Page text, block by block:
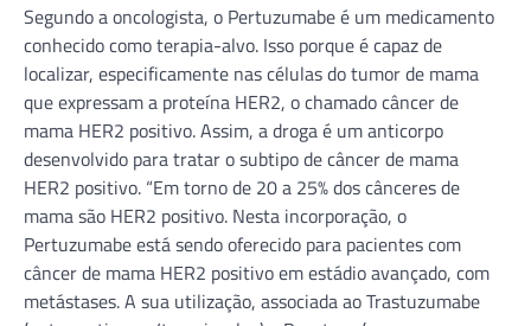
Segundo a oncologista, o Pertuzumabe é um medicamento
conhecido como terapia-alvo. Isso porque é capaz de
localizar, especificamente nas células do tumor de mama
que expressam a proteína HER2, o chamado câncer de
mama HER2 positivo. Assim, a droga é um anticorpo
desenvolvido para tratar o subtipo de câncer de mama
HER2 positivo. “Em torno de 20 a 25% dos cânceres de
mama são HER2 positivo. Nesta incorporação, o
Pertuzumabe está sendo oferecido para pacientes com
câncer de mama HER2 positivo em estádio avançado, com
metástases. A sua utilização, associada ao Trastuzumabe